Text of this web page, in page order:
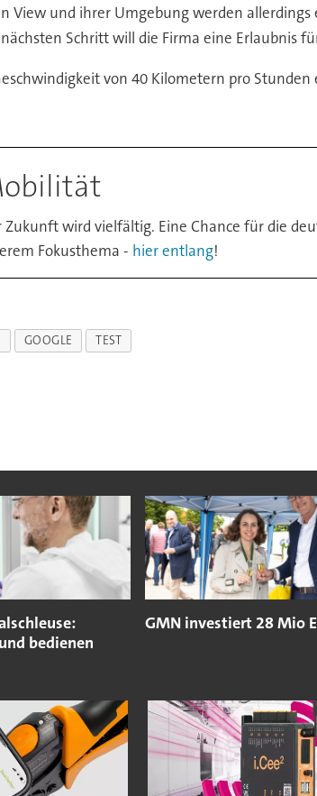
und ihrer Umgebung werden allerdings
Schritt will die Firma eine Erlaubnis
von 40 Kilometern pro
wird vielfältig. Eine Chance für die
Fokusthema - hier entlang!
GOOGLE TEST
bedienen
GMN investiert 28 Mio